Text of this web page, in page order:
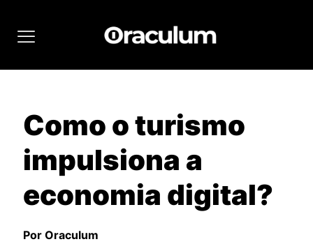
Como o turismo
impulsiona a
economia digital?
Por Oraculum